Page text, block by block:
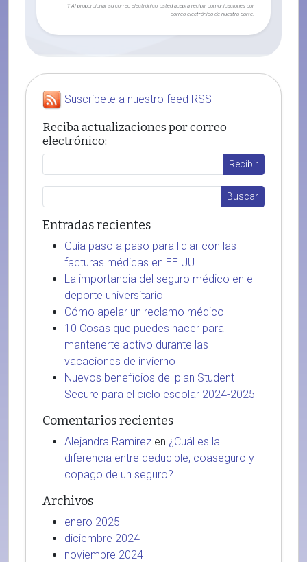
† Al proporcionar su correo electrónico, usted acepta recibir comunicaciones por
correo electrónico de nuestra parte.
Suscríbete a nuestro feed RSS
Reciba actualizaciones por correo
electrónico:
Entradas recientes
Guía paso a paso para lidiar con las
facturas médicas en EE.UU.
La importancia del seguro médico en el
deporte universitario
Cómo apelar un reclamo médico
10 Cosas que puedes hacer para
mantenerte activo durante las
vacaciones de invierno
Nuevos beneficios del plan Student
Secure para el ciclo escolar 2024-2025
Comentarios recientes
Alejandra Ramirez en ¿Cuál es la
diferencia entre deducible, coaseguro y
copago de un seguro?
Archivos
enero 2025
diciembre 2024
noviembre 2024